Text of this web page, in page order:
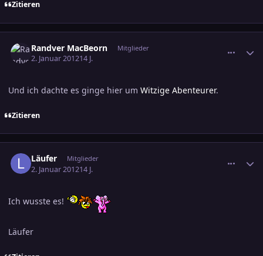
Zitieren
Randver MacBeorn Mitglieder
2. Januar 201214 J.
Und ich dachte es ginge hier um Witzige Abenteurer.
Zitieren
Läufer Mitglieder
2. Januar 201214 J.
Ich wusste es!
Läufer